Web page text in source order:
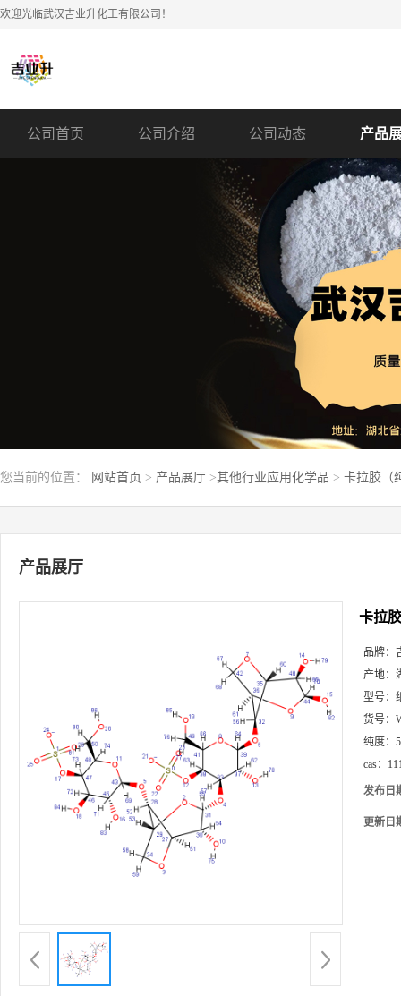
欢迎光临武汉吉业升化工有限公司！
公司首页 公司介绍 公司动态 产品
您当前的位置： 网站首页 > 产品展厅 >其他行业应用化学品 > 卡拉胶（
产品展厅
卡拉
品牌：
产地：
型号：
货号：
纯度：
cas：
发布日
更新日